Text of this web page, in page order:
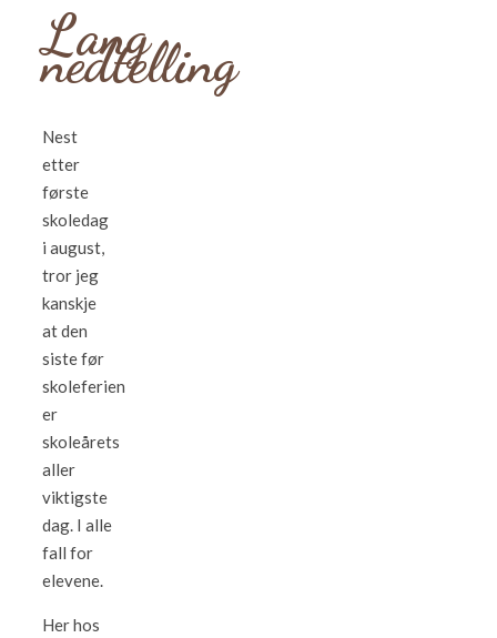
Lang
nedtelling
Nest
etter
første
skoledag
i august,
tror jeg
kanskje
at den
siste før
skoleferien
er
skoleårets
aller
viktigste
dag. I alle
fall for
elevene.
Her hos